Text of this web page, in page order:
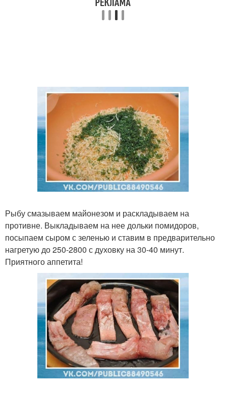
Рыбу смазываем майонезом и раскладываем на
противне. Выкладываем на нее дольки помидоров,
посыпаем сыром с зеленью и ставим в предварительно
нагретую до 250-2800 с духовку на 30-40 минут.
Приятного аппетита!